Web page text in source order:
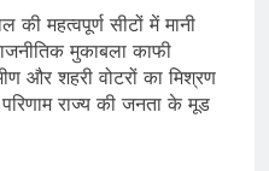
की महत्वपूर्ण सीटों में मानी
मुकाबला काफी
और शहरी वोटरों का मिश्रण
राज्य की जनता के मूड